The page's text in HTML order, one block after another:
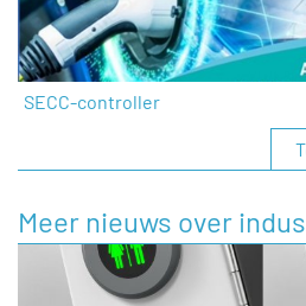
SECC-controller
Meer nieuws over